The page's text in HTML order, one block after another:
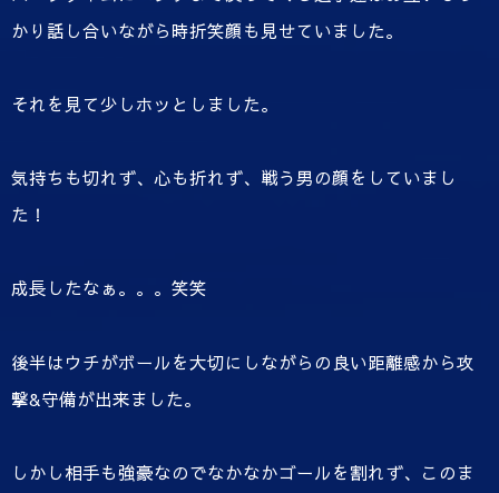
かり話し合いながら時折笑顔も見せていました。
それを見て少しホッとしました。
気持ちも切れず、心も折れず、戦う男の顔をしていまし
た！
成長したなぁ。。。笑笑
後半はウチがボールを大切にしながらの良い距離感から攻
撃&守備が出来ました。
しかし相手も強豪なのでなかなかゴールを割れず、このま